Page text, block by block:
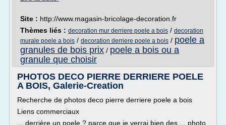
Site : http://www.magasin-bricolage-decoration.fr
Thèmes liés : decoration mur derriere poele a bois / decoration
murale poele a bois / decoration derriere poele a bois / poele a
granules de bois prix / poele a bois ou a
granule que choisir
PHOTOS DECO PIERRE DERRIERE POELE
A BOIS, Galerie-Creation
Recherche de photos deco pierre derriere poele a bois
Liens commerciaux
... derrière un poele ? parce que je verrai bien des ... photo